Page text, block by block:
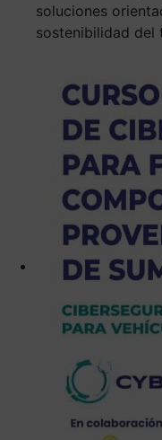
soluciones
sostenibilidad del